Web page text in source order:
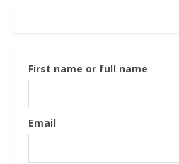
First name or full name
Email